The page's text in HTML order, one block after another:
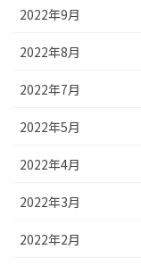
2022年9月
2022年8月
2022年7月
2022年5月
2022年4月
2022年3月
2022年2月